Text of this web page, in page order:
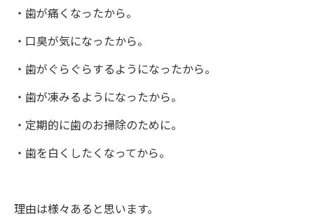
・歯が痛くなったから。
・口臭が気になったから。
・歯がぐらぐらするようになったから。
・歯が凍みるようになったから。
・定期的に歯のお掃除のために。
・歯を白くしたくなってから。
理由は様々あると思います。